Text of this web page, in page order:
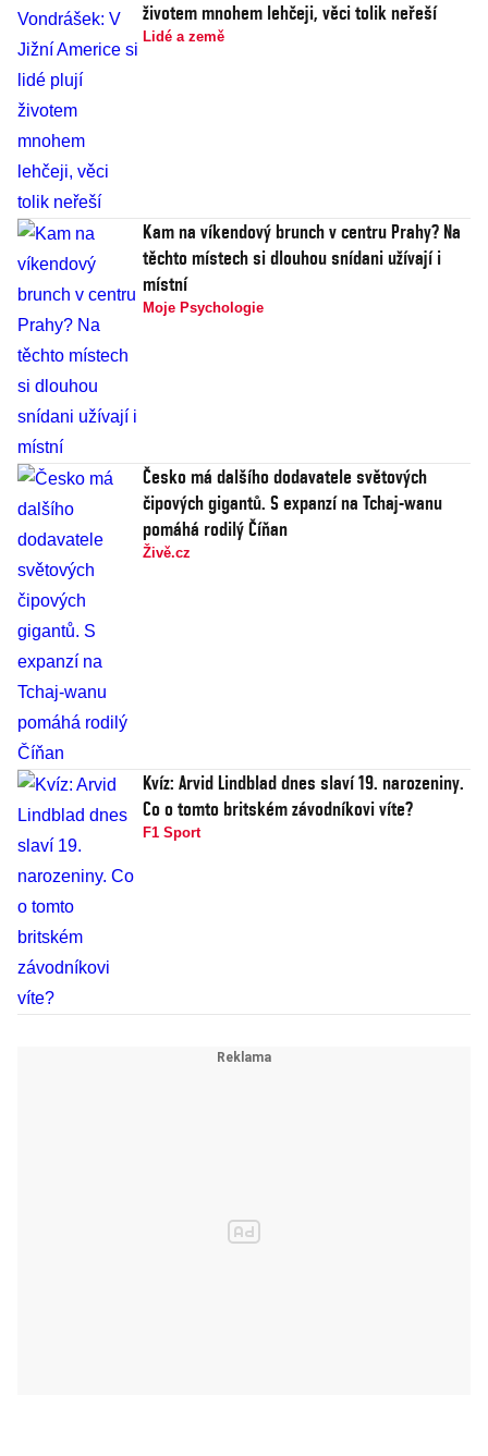
životem mnohem lehčeji, věci tolik neřeší
Lidé a země
Kam na víkendový brunch v centru Prahy? Na
těchto místech si dlouhou snídani užívají i
místní
Moje Psychologie
Česko má dalšího dodavatele světových
čipových gigantů. S expanzí na Tchaj-wanu
pomáhá rodilý Číňan
Živě.cz
Kvíz: Arvid Lindblad dnes slaví 19. narozeniny.
Co o tomto britském závodníkovi víte?
F1 Sport